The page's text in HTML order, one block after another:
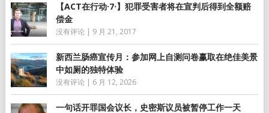
【ACT在行动·7·】犯罪受害者将在宣判后得到全额赔
偿金
没有评论 | 9 月 21, 2017
新西兰肠癌宣传月：参加网上自测问卷赢取在绝佳美景
中如厕的独特体验
没有评论 | 6 月 12, 2026
一句话开罪国会议长，史密斯议员被暂停工作一天